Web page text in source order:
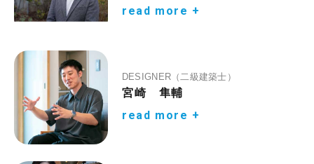
read more +
DESIGNER（二級建築士）
宮崎 隼輔
read more +